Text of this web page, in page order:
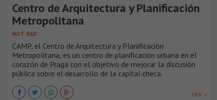
Centro de Arquitectura y Planificación
Metropolitana
NOT BAD
CAMP, el Centro de Arquitectura y Planificación
Metropolitana, es un centro de planificación urbana en el
corazón de Praga con el objetivo de mejorar la discusión
pública sobre el desarrollo de la capital checa.
VER +